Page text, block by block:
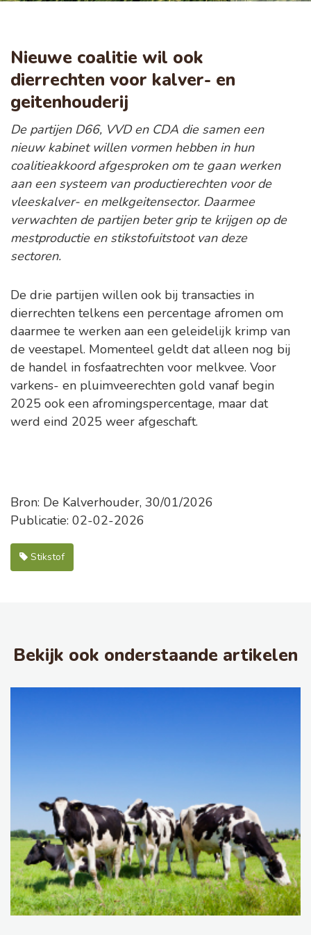
Nieuwe coalitie wil ook
dierrechten voor kalver- en
geitenhouderij
De partijen D66, VVD en CDA die samen een
nieuw kabinet willen vormen hebben in hun
coalitieakkoord afgesproken om te gaan werken
aan een systeem van productierechten voor de
vleeskalver- en melkgeitensector. Daarmee
verwachten de partijen beter grip te krijgen op de
mestproductie en stikstofuitstoot van deze
sectoren.
De drie partijen willen ook bij transacties in
dierrechten telkens een percentage afromen om
daarmee te werken aan een geleidelijk krimp van
de veestapel. Momenteel geldt dat alleen nog bij
de handel in fosfaatrechten voor melkvee. Voor
varkens- en pluimveerechten gold vanaf begin
2025 ook een afromingspercentage, maar dat
werd eind 2025 weer afgeschaft.
Bron: De Kalverhouder, 30/01/2026
Publicatie: 02-02-2026
Stikstof
Bekijk ook onderstaande artikelen